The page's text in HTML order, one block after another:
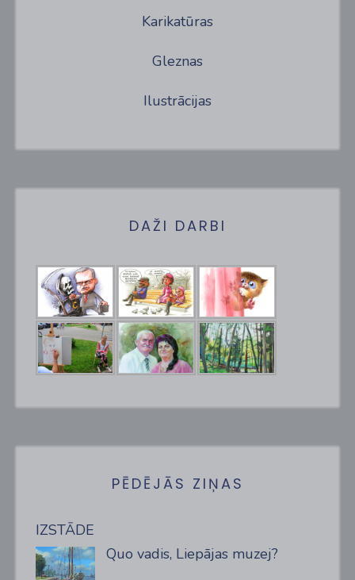
Karikatūras
Gleznas
Ilustrācijas
DAŽI DARBI
PĒDĒJĀS ZIŅAS
IZSTĀDE
Quo vadis, Liepājas muzej?